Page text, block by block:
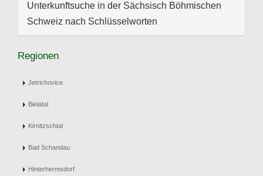
Unterkunftsuche in der Sächsisch Böhmischen
Schweiz nach Schlüsselworten
Regionen
Jetrichovice
Bielatal
Kirnitzschtal
Bad Schandau
Hinterhermsdorf